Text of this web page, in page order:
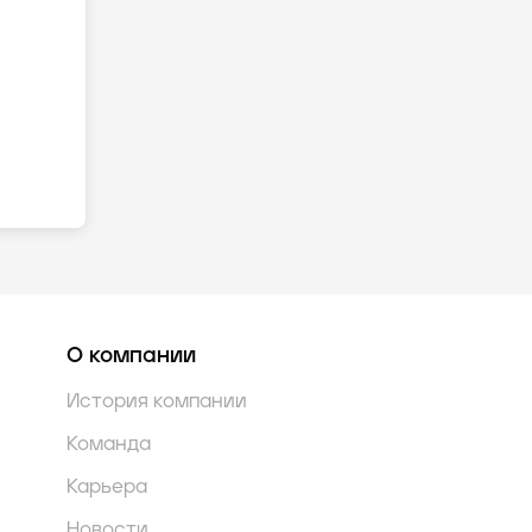
О компании
История компании
Команда
Карьера